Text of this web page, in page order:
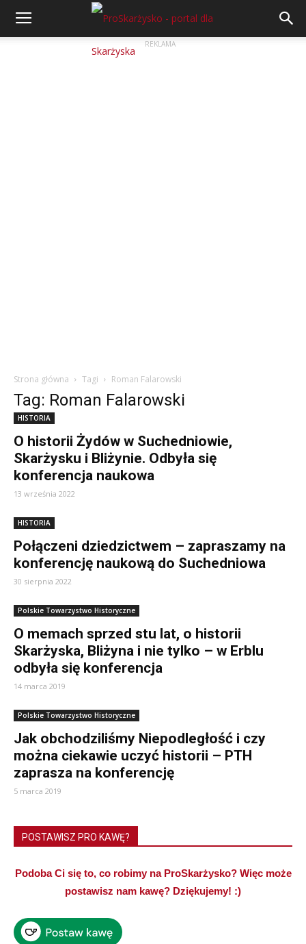
REKLAMA
Strona główna Tagi Roman Falarowski
Tag: Roman Falarowski
HISTORIA
O historii Żydów w Suchedniowie,
Skarżysku i Bliżynie. Odbyła się
konferencja naukowa
13 września 2022
HISTORIA
Połączeni dziedzictwem – zapraszamy na
konferencję naukową do Suchedniowa
30 sierpnia 2022
Polskie Towarzystwo Historyczne
O memach sprzed stu lat, o historii
Skarżyska, Bliżyna i nie tylko – w Erblu
odbyła się konferencja
14 marca 2019
Polskie Towarzystwo Historyczne
Jak obchodziliśmy Niepodległość i czy
można ciekawie uczyć historii – PTH
zaprasza na konferencję
5 marca 2019
POSTAWISZ PRO KAWĘ?
Podoba Ci się to, co robimy na ProSkarżysko? Więc może
postawisz nam kawę? Dziękujemy! :)